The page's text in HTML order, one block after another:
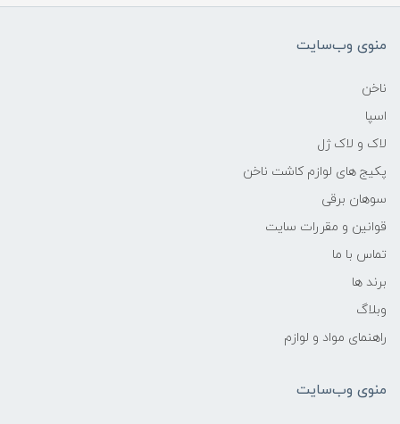
منوی وب‌سایت
ناخن
اسپا
لاک و لاک ژل
پکیج های لوازم کاشت ناخن
سوهان برقی
قوانین و مقررات سایت
تماس با ما
برند ها
وبلاگ
راهنمای مواد و لوازم
منوی وب‌سایت